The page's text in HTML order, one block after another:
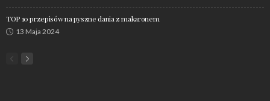
TOP 10 przepisów na pyszne dania z makaronem
13 Maja 2024